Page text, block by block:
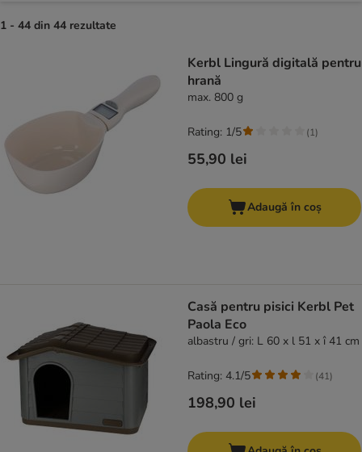
1 - 44 din 44 rezultate
Kerbl Lingură digitală pentru
hrană
max. 800 g
55,90 lei
Rating: 1/5 (1)
Adaugă în coș
Casă pentru pisici Kerbl Pet
Paola Eco
albastru / gri: L 60 x l 51 x î 41 cm
198,90 lei
Rating: 4.1/5 (41)